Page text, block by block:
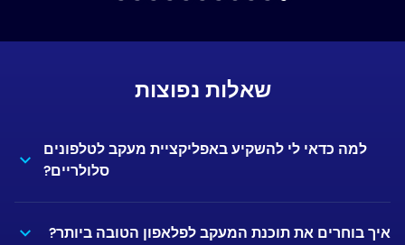
שאלות נפוצות
למה כדאי לי להשקיע באפליקציית מעקב לטלפונים
סלולריים?
איך בוחרים את תוכנת המעקב לפלאפון הטובה ביותר?